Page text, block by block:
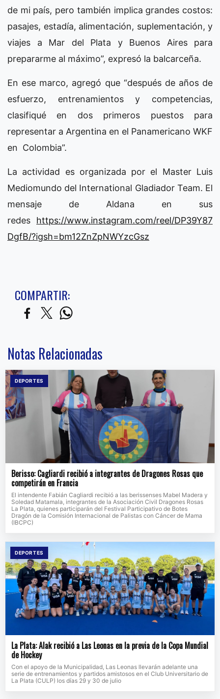
de mi país, pero también implica grandes costos:
pasajes, estadía, alimentación, suplementación, y
viajes a Mar del Plata y Buenos Aires para
prepararme al máximo”, expresó la balcarceña.
En ese marco, agregó que “después de años de
esfuerzo, entrenamientos y competencias,
clasifiqué en dos primeros puestos para
representar a Argentina en el Panamericano WKF
en Colombia”.
La actividad es organizada por el Master Luis
Mediomundo del International Gladiador Team. El
mensaje de Aldana en sus
redes https://www.instagram.com/reel/DP39Y87
DgfB/?igsh=bm12ZnZpNWYzcGsz
COMPARTIR:
Notas Relacionadas
DEPORTES
Berisso: Cagliardi recibió a integrantes de Dragones Rosas que
competirán en Francia
El intendente Fabián Cagliardi recibió a las berissenses Mabel Madera y
Soledad Matamala, integrantes de la Asociación Civil Dragones Rosas
La Plata, quienes participarán del Festival Participativo de Botes
Dragón de la Comisión Internacional de Palistas con Cáncer de Mama
(IBCPC)
DEPORTES
La Plata: Alak recibió a Las Leonas en la previa de la Copa Mundial
de Hockey
Con el apoyo de la Municipalidad, Las Leonas llevarán adelante una
serie de entrenamientos y partidos amistosos en el Club Universitario de
La Plata (CULP) los días 29 y 30 de julio